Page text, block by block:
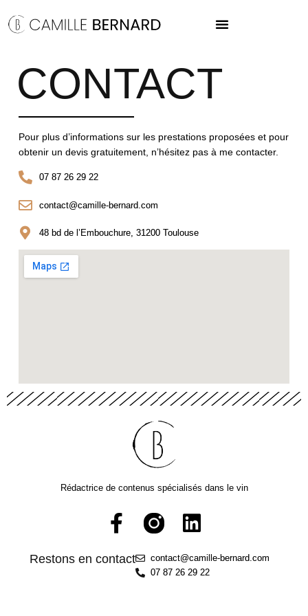
CONTACT
Pour plus d’informations sur les prestations proposées et pour
obtenir un devis gratuitement, n’hésitez pas à me contacter.
07 87 26 29 22
contact@camille-bernard.com
48 bd de l’Embouchure, 31200 Toulouse
Rédactrice de contenus spécialisés dans le vin
Restons en contact
contact@camille-bernard.com
07 87 26 29 22